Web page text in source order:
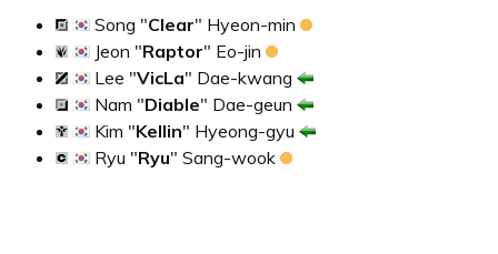
Song "Clear" Hyeon-min
Jeon "Raptor" Eo-jin
Lee "VicLa" Dae-kwang
Nam "Diable" Dae-geun
Kim "Kellin" Hyeong-gyu
Ryu "Ryu" Sang-wook